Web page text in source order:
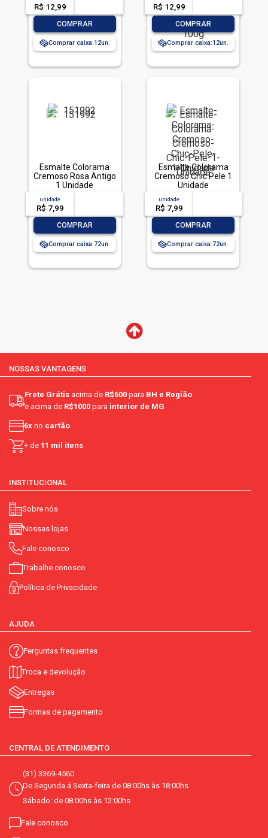
R$ 12,99
COMPRAR
Comprar caixa:12
R$ 12,99
COMPRAR
Comprar caixa:12
Esmalte Colorama
Cremoso Rosa Antigo
1 Unidade
unidade
R$ 7,99
COMPRAR
Comprar caixa:72
Esmalte Colorama
Cremoso Chic Pele 1
Unidade
unidade
R$ 7,99
COMPRAR
Comprar caixa:72
NOSSAS VANTAGENS
Frete Grátis acima de R$600 para BH e Região
e acima de R$1000 para interior de MG
6x no cartão
+ de 11 mil itens
INSTITUCIONAL
Sobre nós
Nossas lojas
Fale conosco
Trabalhe conosco
Política de Privacidade
AJUDA
Perguntas frequentes
Troca e devolução
Entregas
Formas de pagamento
CENTRAL DE ATENDIMENTO
(31) 3369-4560
De Segunda á Sexta-feira de 08:00hs às 18:00hs
Sábado: de 08:00hs às 12:00hs
Fale conosco